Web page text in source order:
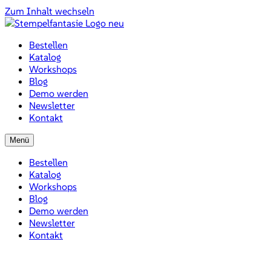
Zum Inhalt wechseln
Bestellen
Katalog
Workshops
Blog
Demo werden
Newsletter
Kontakt
Menü
Bestellen
Katalog
Workshops
Blog
Demo werden
Newsletter
Kontakt